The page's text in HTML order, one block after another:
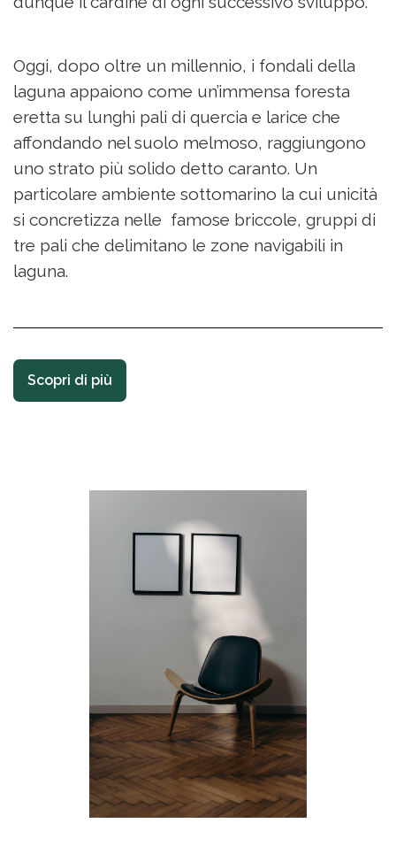
Oggi, dopo oltre un millennio, i fondali della
laguna appaiono come un’immensa foresta
eretta su lunghi pali di quercia e larice che
affondando nel suolo melmoso, raggiungono
uno strato più solido detto caranto. Un
particolare ambiente sottomarino la cui unicità
si concretizza nelle famose briccole, gruppi di
tre pali che delimitano le zone navigabili in
laguna.
Scopri di più